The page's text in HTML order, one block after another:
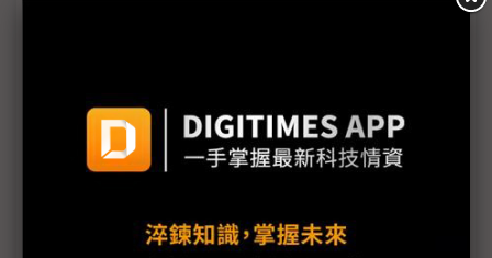
規避關稅大打平價與豪奢雙戰線 中系電動車4月歐
洲市佔首破15%
裕融嚴陳莉蓮：汽車、出行與用車事業的協同發展
AI應用與綠能發展推動創新